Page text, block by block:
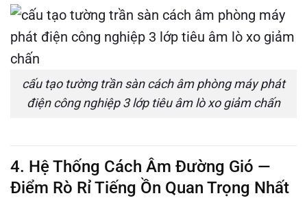
cấu tạo tường trần sàn cách âm phòng máy phát
điện công nghiệp 3 lớp tiêu âm lò xo giảm chấn
4. Hệ Thống Cách Âm Đường Gió —
Điểm Rò Rỉ Tiếng Ồn Quan Trọng Nhất